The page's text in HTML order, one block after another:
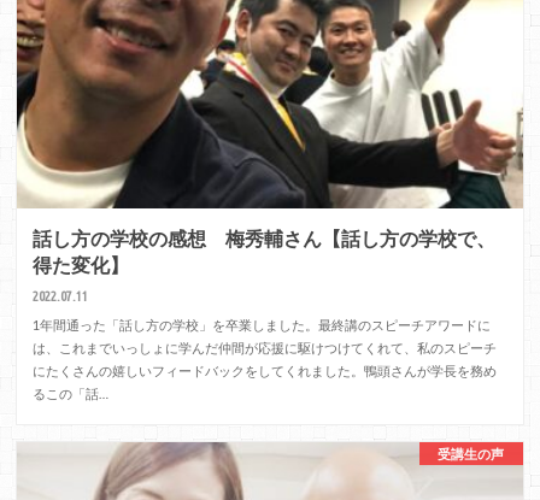
話し方の学校の感想 梅秀輔さん【話し方の学校で、
得た変化】
2022.07.11
1年間通った「話し方の学校」を卒業しました。最終講のスピーチアワードに
は、これまでいっしょに学んだ仲間が応援に駆けつけてくれて、私のスピーチ
にたくさんの嬉しいフィードバックをしてくれました。鴨頭さんが学長を務め
るこの「話…
受講生の声